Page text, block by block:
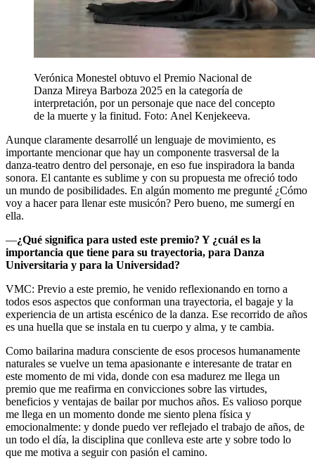
Verónica Monestel obtuvo el Premio Nacional de
Danza Mireya Barboza 2025 en la categoría de
interpretación, por un personaje que nace del concepto
de la muerte y la finitud. Foto: Anel Kenjekeeva.
Aunque claramente desarrollé un lenguaje de movimiento, es
importante mencionar que hay un componente trasversal de la
danza-teatro dentro del personaje, en eso fue inspiradora la banda
sonora. El cantante es sublime y con su propuesta me ofreció todo
un mundo de posibilidades. En algún momento me pregunté ¿Cómo
voy a hacer para llenar este musicón? Pero bueno, me sumergí en
ella.
—¿Qué significa para usted este premio? Y ¿cuál es la
importancia que tiene para su trayectoria, para Danza
Universitaria y para la Universidad?
VMC: Previo a este premio, he venido reflexionando en torno a
todos esos aspectos que conforman una trayectoria, el bagaje y la
experiencia de un artista escénico de la danza. Ese recorrido de años
es una huella que se instala en tu cuerpo y alma, y te cambia.
Como bailarina madura consciente de esos procesos humanamente
naturales se vuelve un tema apasionante e interesante de tratar en
este momento de mi vida, donde con esa madurez me llega un
premio que me reafirma en convicciones sobre las virtudes,
beneficios y ventajas de bailar por muchos años. Es valioso porque
me llega en un momento donde me siento plena física y
emocionalmente: y donde puedo ver reflejado el trabajo de años, de
un todo el día, la disciplina que conlleva este arte y sobre todo lo
que me motiva a seguir con pasión el camino.